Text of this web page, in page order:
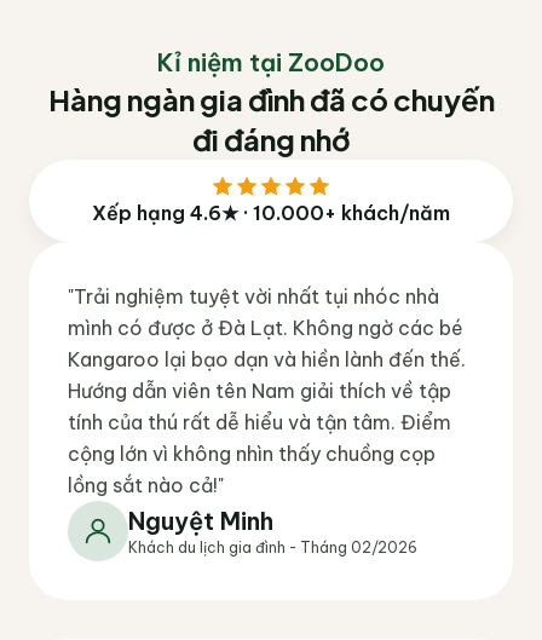
Kỉ niệm tại ZooDoo
Hàng ngàn gia đình đã có chuyến
đi đáng nhớ
Xếp hạng 4.6★ · 10.000+ khách/năm
"Trải nghiệm tuyệt vời nhất tụi nhóc nhà
mình có được ở Đà Lạt. Không ngờ các bé
Kangaroo lại bạo dạn và hiền lành đến thế.
Hướng dẫn viên tên Nam giải thích về tập
tính của thú rất dễ hiểu và tận tâm. Điểm
cộng lớn vì không nhìn thấy chuồng cọp
lồng sắt nào cả!"
Nguyệt Minh
Khách du lịch gia đình - Tháng 02/2026